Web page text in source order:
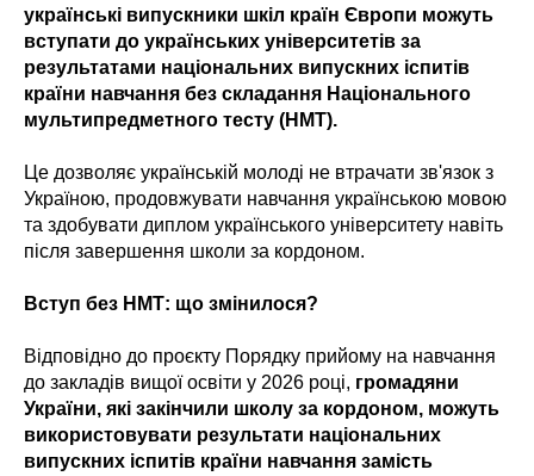
українські випускники шкіл країн Європи можуть
вступати до українських університетів за
результатами національних випускних іспитів
країни навчання без складання Національного
мультипредметного тесту (НМТ).
Це дозволяє українській молоді не втрачати зв'язок з
Україною, продовжувати навчання українською мовою
та здобувати диплом українського університету навіть
після завершення школи за кордоном.
Вступ без НМТ: що змінилося?
Відповідно до проєкту Порядку прийому на навчання
до закладів вищої освіти у 2026 році, громадяни
України, які закінчили школу за кордоном, можуть
використовувати результати національних
випускних іспитів країни навчання замість